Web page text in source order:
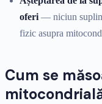
oferi — niciun
fizic asupra
Cum se